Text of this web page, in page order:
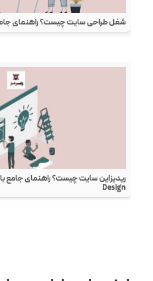
شغل طراحی سایت چیست؟ راهنمای
Design